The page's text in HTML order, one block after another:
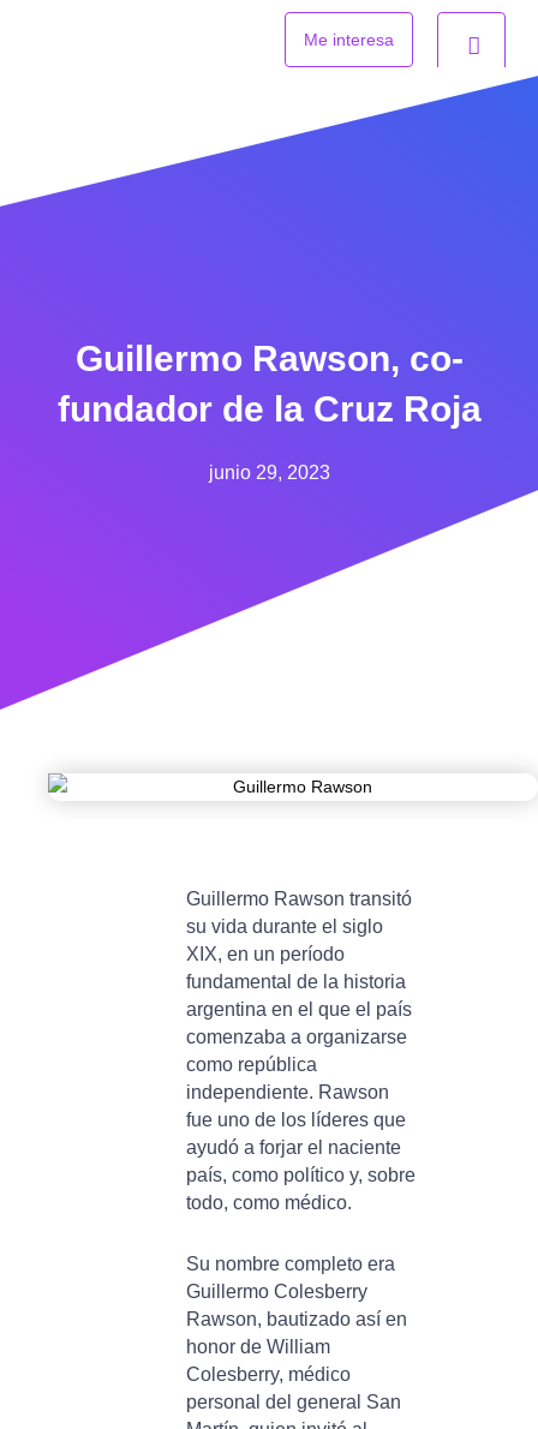
Me interesa
Guillermo Rawson, co-
fundador de la Cruz Roja
junio 29, 2023
Guillermo Rawson transitó
su vida durante el siglo
XIX, en un período
fundamental de la historia
argentina en el que el país
comenzaba a organizarse
como república
independiente. Rawson
fue uno de los líderes que
ayudó a forjar el naciente
país, como político y, sobre
todo, como médico.
Su nombre completo era
Guillermo Colesberry
Rawson, bautizado así en
honor de William
Colesberry, médico
personal del general San